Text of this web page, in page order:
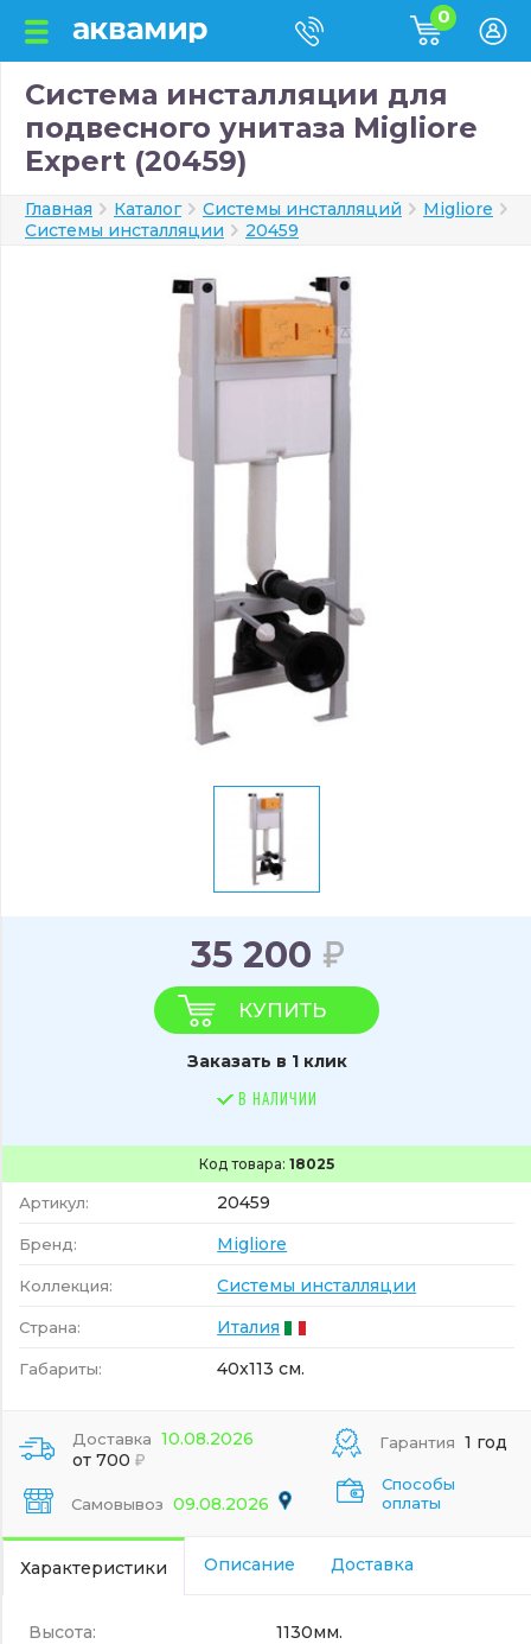
0
Система инсталляции для
подвесного унитаза Migliore
Expert (20459)
Главная Каталог Системы инсталляций
Migliore
Системы инсталляции
20459
Код товара: 18025
Артикул: 20459
Бренд: Migliore
Коллекция: Системы инсталляции
Страна: Италия
Габариты: 40x113 см.
35 200
КУПИТЬ
Заказать в 1 клик
В НАЛИЧИИ
Доставка 10.08.2026
от 700
Самовывоз 09.08.2026
Гарантия 1 год
Способы
оплаты
Характеристики Описание Доставка
Высота:
1130мм.